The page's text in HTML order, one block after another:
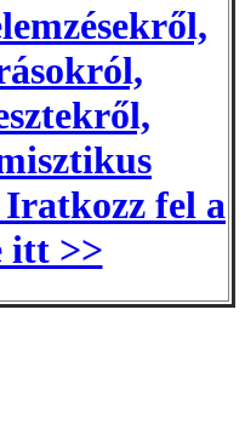
Iratkozz fel a
itt >>